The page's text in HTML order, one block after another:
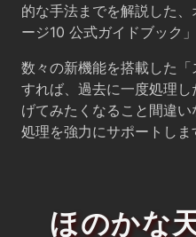
的な手法までを解説した
ージ10 公式ガイドブック」
数々の新機能を搭載した
すれば、過去に一度処理
げてみたくなること間違
処理を強力にサポートしま
ほのかな